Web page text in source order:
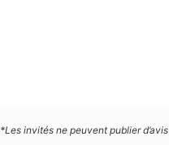
*Les invités ne peuvent publier d’avis